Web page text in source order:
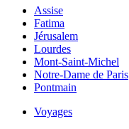
Assise
Fatima
Jérusalem
Lourdes
Mont-Saint-Michel
Notre-Dame de Paris
Pontmain
Voyages